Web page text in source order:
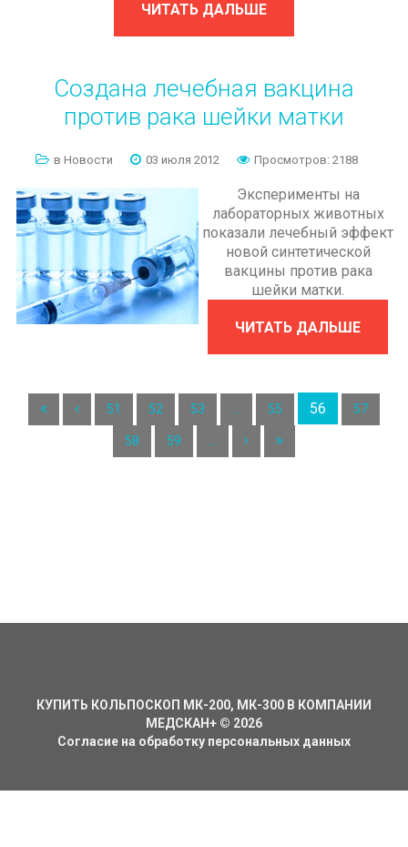
ЧИТАТЬ ДАЛЬШЕ
Создана лечебная вакцина
против рака шейки матки
в Новости 03 июля 2012 Просмотров: 2188
Эксперименты на
лабораторных животных
показали лечебный эффект
новой синтетической
вакцины против рака
шейки матки.
ЧИТАТЬ ДАЛЬШЕ
51 52 53 55 56 57
58 59
КУПИТЬ КОЛЬПОСКОП МК-200, МК-300 В КОМПАНИИ
МЕДСКАН+ © 2026
Согласие на обработку персональных данных